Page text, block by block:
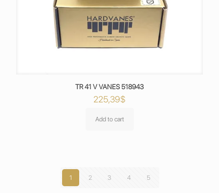
TR 41 V VANES 518943
225,39$
Add to cart
1 2 3 4 5